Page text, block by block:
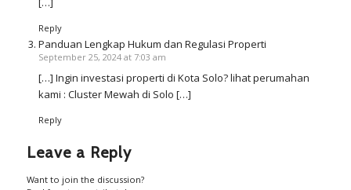
Reply
Panduan Lengkap Hukum dan Regulasi Properti
September 25, 2024 at 7:03 am
[…] Ingin investasi properti di Kota Solo? lihat perumahan
kami : Cluster Mewah di Solo […]
Reply
Leave a Reply
Want to join the discussion?